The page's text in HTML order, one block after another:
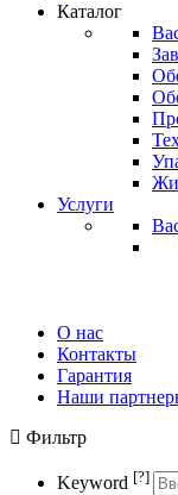
Каталог
Услуги
О нас
Контакты
Гарантия
Наши
Фильтр
Keyword [?]